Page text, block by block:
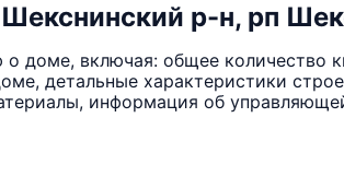
р-н, рп
доме, включая: общее количество
детальные характеристики
информация об